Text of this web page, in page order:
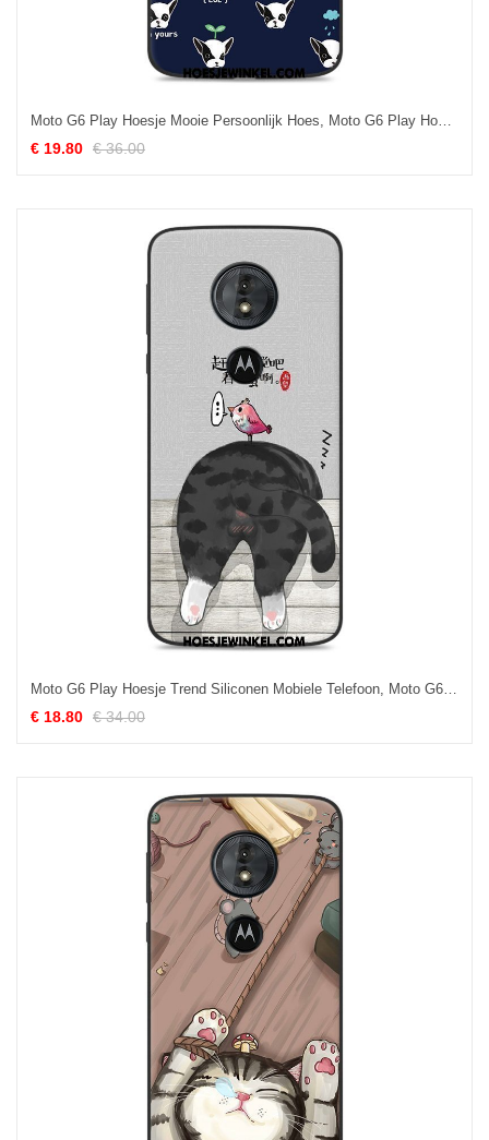
Moto G6 Play Hoesje Mooie Persoonlijk Hoes, Moto G6 Play Hoesje Blauw Mobiele Telefoon
€ 19.80 € 36.00
Moto G6 Play Hoesje Trend Siliconen Mobiele Telefoon, Moto G6 Play Hoesje Scheppend Grijs
€ 18.80 € 34.00